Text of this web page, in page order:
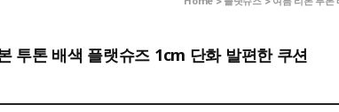
투톤 배색 플랫슈즈 1cm 단화 발편한 쿠션